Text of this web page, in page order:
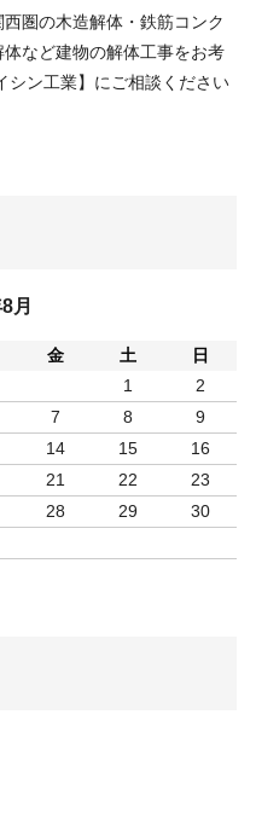
圏の木造解体・鉄筋コンク
など建物の解体工事をお考
シン工業】にご相談ください
月
金 土
日
1
2
7 8
9
14 15
16
21 22
23
28 29
30